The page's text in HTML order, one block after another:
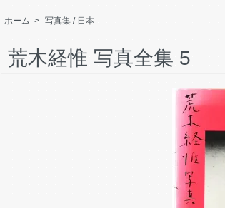
ホーム > 写真集 / 日本
荒木経惟 写真全集 5